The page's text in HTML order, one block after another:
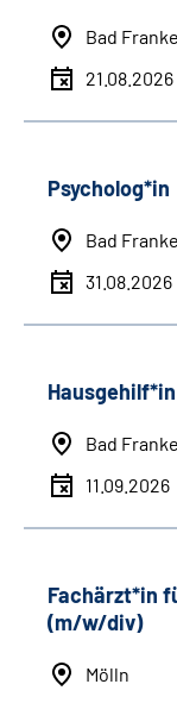
Bad
21.08.2026
Psycholog*in
Bad
31.08.2026
Hausgehilf*in
Bad
11.09.2026
Fachärzt*in
(m/w/div)
Mölln